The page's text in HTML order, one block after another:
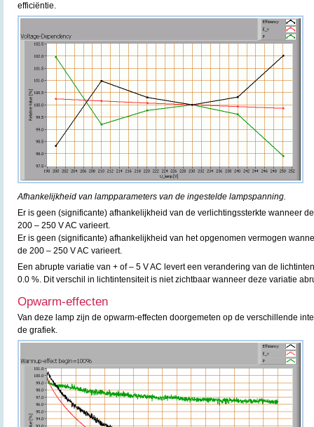
efficiëntie.
Afhankelijkheid van lampparameters van de ingestelde lampspanning.
Er is geen (significante) afhankelijkheid van de verlichtingssterkte wanneer
200 – 250 V AC varieert.
Er is geen (significante) afhankelijkheid van het opgenomen vermogen
de 200 – 250 V AC varieert.
Een abrupte variatie van + of – 5 V AC levert een verandering van de
0.0 %. Dit verschil in lichtintensiteit is niet zichtbaar wanneer deze variatie
Opwarm-effecten
Van deze lamp zijn de opwarm-effecten doorgemeten op de verschillende
de grafiek.